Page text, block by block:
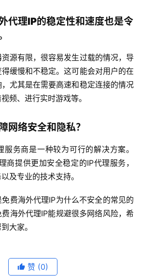
代理IP的稳定性和速度也是令
源有限，很容易发生过载的情况，导
缓慢和不稳定。这可能会对用户的在
尤其是在需要高速和稳定连接的情况
频、进行实时游戏等。
网络安全和隐私？
务商是一种较为可行的解决方案。
商提供更加安全稳定的IP代理服务，
及专业的技术支持。
费海外代理IP为什么不安全的常见的
海外代理IP能规避很多网络风险，希
大家。
赞 (0)